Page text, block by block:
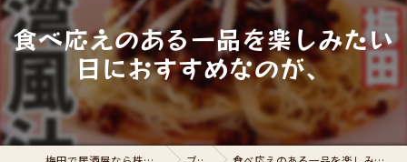
食べ応えのある一品を楽しみたい
日におすすめなのが、